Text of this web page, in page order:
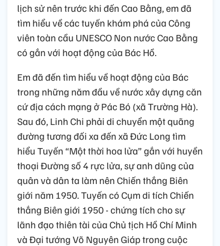
lịch sử nên trước khi đến Cao Bằng, em đã
tìm hiểu về các tuyến khám phá của Công
viên toàn cầu UNESCO Non nước Cao Bằng
có gắn với hoạt động của Bác Hồ.
Em đã đến tìm hiểu về hoạt động của Bác
trong những năm đầu về nước xây dựng căn
cứ địa cách mạng ở Pác Bó (xã Trường Hà).
Sau đó, Linh Chi phải di chuyển một quãng
đường tương đối xa đến xã Đức Long tìm
hiểu Tuyến “Một thời hoa lửa” gắn với huyền
thoại Đường số 4 rực lửa, sự anh dũng của
quân và dân ta làm nên Chiến thắng Biên
giới năm 1950. Tuyến có Cụm di tích Chiến
thắng Biên giới 1950 - chứng tích cho sự
lãnh đạo thiên tài của Chủ tịch Hồ Chí Minh
và Đại tướng Võ Nguyên Giáp trong cuộc